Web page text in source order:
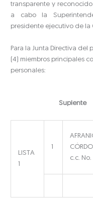
transparente y
a cabo la
presidente ejecutivo de la
Para la Junta Directiva del
(4) miembros principales
personales:
Suplente
LISTA
c.c. No.